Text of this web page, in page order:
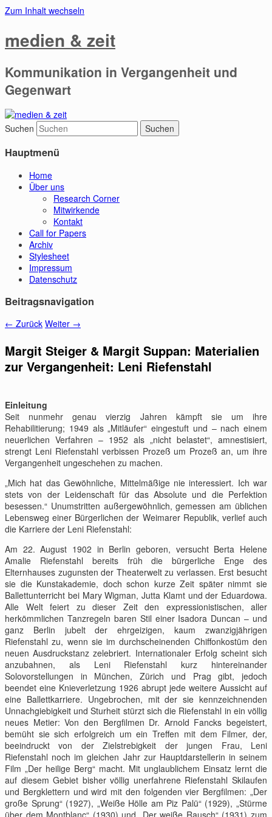
Zum Inhalt wechseln
medien & zeit
Kommunikation in Vergangenheit und
Gegenwart
Suchen
Hauptmenü
Home
Über uns
Research Corner
Mitwirkende
Kontakt
Call for Papers
Archiv
Stylesheet
Impressum
Datenschutz
Beitragsnavigation
← Zurück Weiter →
Margit Steiger & Margit Suppan: Materialien
zur Vergangenheit: Leni Riefenstahl
Einleitung
Seit nunmehr genau vierzig Jahren kämpft sie um ihre
Rehabilitierung; 1949 als „Mitläufer“ eingestuft und – nach einem
neuerlichen Verfahren – 1952 als „nicht belastet“, amnestisiert,
strengt Leni Riefenstahl verbissen Prozeß um Prozeß an, um ihre
Vergangenheit ungeschehen zu machen.
„Mich hat das Gewöhnliche, Mittelmäßige nie interessiert. Ich war
stets von der Leidenschaft für das Absolute und die Perfektion
besessen.“ Unumstritten außergewöhnlich, gemessen am üblichen
Lebensweg einer Bürgerlichen der Weimarer Republik, verlief auch
die Karriere der Leni Riefenstahl:
Am 22. August 1902 in Berlin geboren, versucht Berta Helene
Amalie Riefenstahl bereits früh die bürgerliche Enge des
Elternhauses zugunsten der Theaterwelt zu verlassen. Erst besucht
sie die Kunstakademie, doch schon kurze Zeit später nimmt sie
Ballettunterricht bei Mary Wigman, Jutta Klamt und der Eduardowa.
Alle Welt feiert zu dieser Zeit den expressionistischen, aller
herkömmlichen Tanzregeln baren Stil einer Isadora Duncan – und
ganz Berlin jubelt der ehrgeizigen, kaum zwanzigjährigen
Riefenstahl zu, wenn sie im durchscheinenden Chiffonkostüm den
neuen Ausdruckstanz zelebriert. Internationaler Erfolg scheint sich
anzubahnen, als Leni Riefenstahl kurz hintereinander
Solovorstellungen in München, Zürich und Prag gibt, jedoch
beendet eine Knieverletzung 1926 abrupt jede weitere Aussicht auf
eine Ballettkarriere. Ungebrochen, mit der sie kennzeichnenden
Unnachgiebigkeit und Sturheit stürzt sich die Riefenstahl in ein völlig
neues Metier: Von den Bergfilmen Dr. Arnold Fancks begeistert,
bemüht sie sich erfolgreich um ein Treffen mit dem Filmer, der,
beeindruckt von der Zielstrebigkeit der jungen Frau, Leni
Riefenstahl noch im gleichen Jahr zur Hauptdarstellerin in seinem
Film „Der heilige Berg“ macht. Mit unglaublichem Einsatz lernt die
auf diesem Gebiet bisher völlig unerfahrene Riefenstahl Skilaufen
und Bergklettern und wird mit den folgenden vier Bergfilmen: „Der
große Sprung“ (1927), „Weiße Hölle am Piz Palü“ (1929), „Stürme
über dem Montblanc“ (1930) und „Der weiße Rausch“ (1931) zum